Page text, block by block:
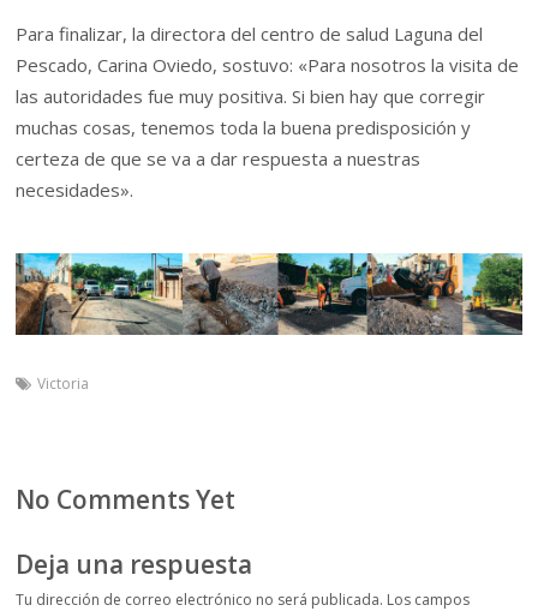
Para finalizar, la directora del centro de salud Laguna del
Pescado, Carina Oviedo, sostuvo: «Para nosotros la visita de
las autoridades fue muy positiva. Si bien hay que corregir
muchas cosas, tenemos toda la buena predisposición y
certeza de que se va a dar respuesta a nuestras
necesidades».
Victoria
No Comments Yet
Deja una respuesta
Tu dirección de correo electrónico no será publicada. Los campos